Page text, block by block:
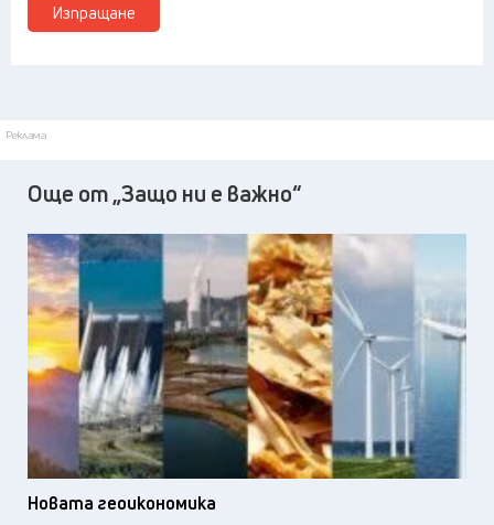
Изпращане
Реклама
Още от „Защо ни е важно“
Новата геоикономика